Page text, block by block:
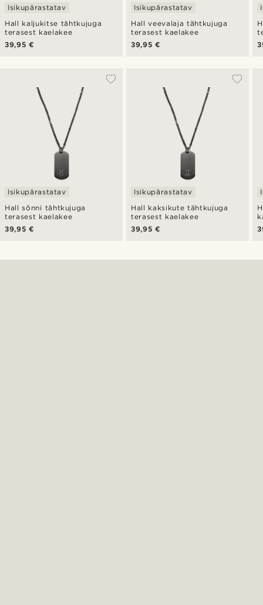
Hall kaljukitse tähtkujuga
terasest kaelakee
Isikupärastatav
39,95 €
Hall veevalaja tähtkujuga
terasest kaelakee
Isikupärastatav
39,95 €
Hall sõnni tähtkujuga
terasest kaelakee
Isikupärastatav
39,95 €
Hall kaksikute tähtkujuga
terasest kaelakee
Isikupärastatav
39,95 €